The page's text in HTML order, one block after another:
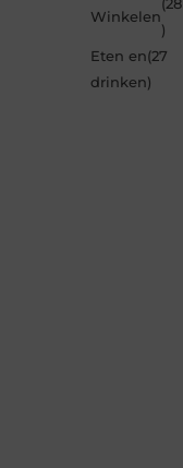
Winkelen
(28
)
Eten en
drinken
(27
)